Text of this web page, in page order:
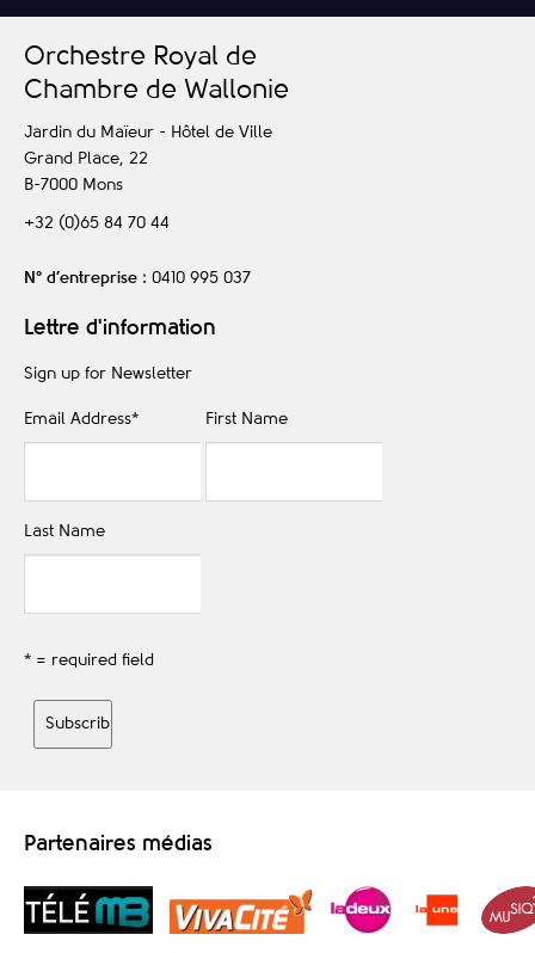
Orchestre Royal de
Chambre de Wallonie
Jardin du Maïeur - Hôtel de Ville
Grand Place, 22
B-7000 Mons
+32 (0)65 84 70 44
N° d’entreprise : 0410 995 037
Lettre d'information
Sign up for Newsletter
Email Address* First Name
Last Name
* = required field
Partenaires médias